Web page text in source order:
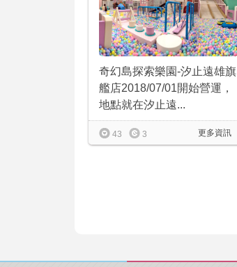
奇幻島探索樂園-汐止遠雄旗
艦店2018/07/01開始營運，
地點就在汐止遠...
更多資訊
43 3